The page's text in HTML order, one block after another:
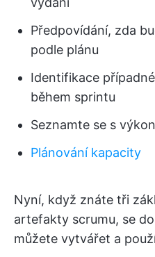
Předpovídání, zda
podle plánu
Identifikace
během sprintu
Seznamte se s
Plánování kapacity
Nyní, když znáte tři
artefakty scrumu, se
můžete vytvářet a